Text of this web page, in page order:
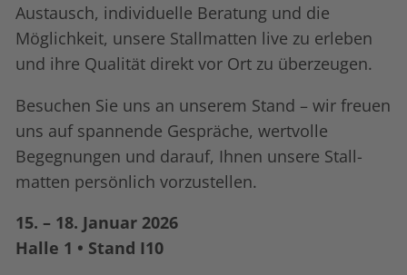
Austausch, individuelle Beratung und die
Möglichkeit, unsere Stall­matten live zu erleben
und ihre Qualität direkt vor Ort zu überzeugen.
Besuchen Sie uns an unserem Stand – wir freuen
uns auf spannende Gespräche, wertvolle
Begegnungen und darauf, Ihnen unsere Stall­
matten persönlich vorzustellen.
15. – 18. Januar 2026
Halle 1 • Stand I10